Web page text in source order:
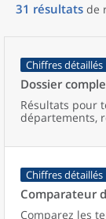
31 résultats de
Chiffres détaillés
Dossier
Résultats pour
départements,
Chiffres détaillés
Comparateur
Comparez les